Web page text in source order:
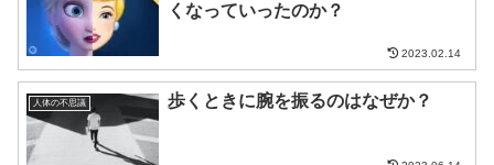
くなっていったのか？
2023.02.14
人体の不思議 歩くときに腕を振るのはなぜか？